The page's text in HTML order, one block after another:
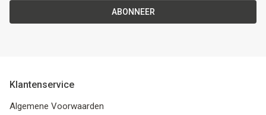
ABONNEER
Klantenservice
Algemene Voorwaarden